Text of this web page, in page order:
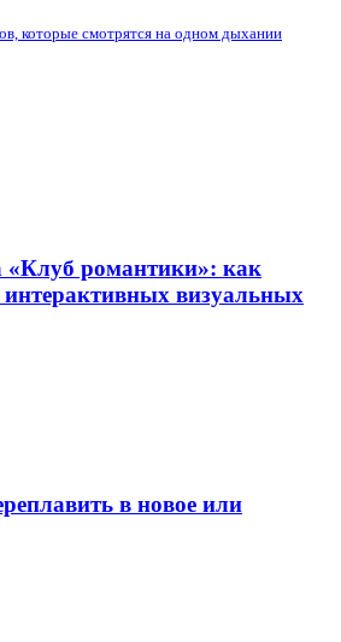
которые смотрятся на одном дыхании
романтики»: как
интерактивных визуальных
в новое или